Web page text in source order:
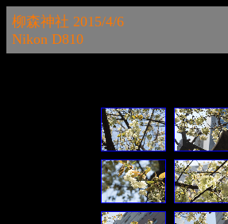
柳森神社 2015/4/6
Nikon D810